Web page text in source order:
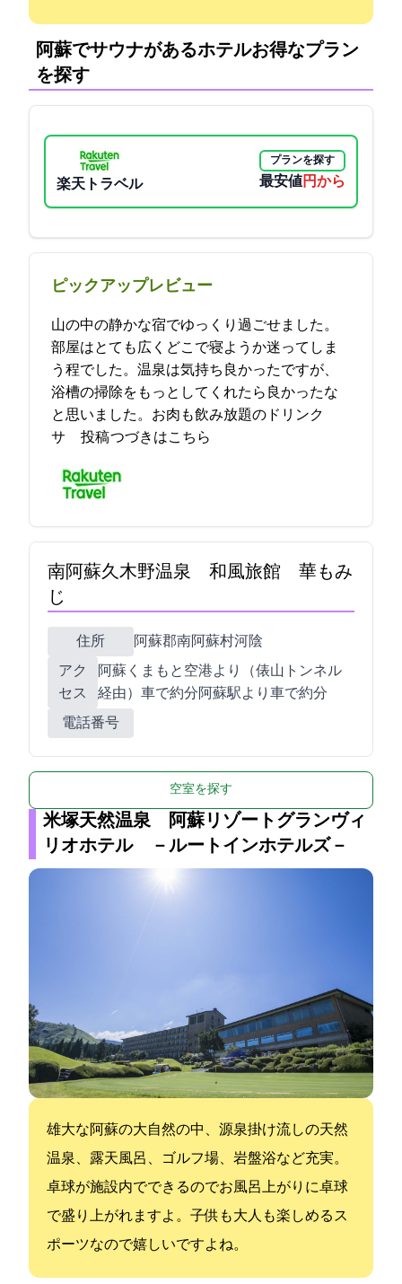
阿蘇でサウナがあるホテル:お得なプラン
を探す
楽天トラベル
プランを探す
最安値12100円から
ピックアップレビュー
山の中の静かな宿でゆっくり過ごせました。
部屋はとても広くどこで寝ようか迷ってしま
う程でした。温泉は気持ち良かったですが、
浴槽の掃除をもっとしてくれたら良かったな
と思いました。お肉も飲み放題のドリンク
サ… 2023-05-07 16:34:07投稿つづきはこちら
南阿蘇久木野温泉 和風旅館 華もみ
じ
住所
阿蘇郡南阿蘇村河陰5298-1
アク
セス
阿蘇くまもと空港より（俵山トンネル
経由）車で約30分/JR阿蘇駅より車で約50分
電話番号
空室を探す
米塚天然温泉 阿蘇リゾートグランヴィ
リオホテル －ルートインホテルズ－
雄大な阿蘇の大自然の中、源泉掛け流しの天然
温泉、露天風呂、ゴルフ場、岩盤浴など充実。
卓球が施設内でできるのでお風呂上がりに卓球
で盛り上がれますよ。子供も大人も楽しめるス
ポーツなので嬉しいですよね。